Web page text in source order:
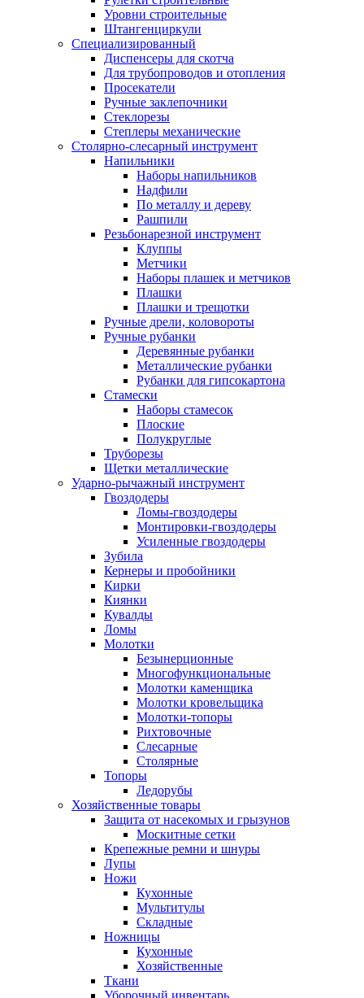
Уровни строительные
Штангенциркули
Специализированный
Диспенсеры для скотча
Для трубопроводов и отопления
Просекатели
Ручные заклепочники
Стеклорезы
Степлеры механические
Столярно-слесарный инструмент
Напильники
Наборы напильников
Надфили
По металлу и дереву
Рашпили
Резьбонарезной инструмент
Клуппы
Метчики
Наборы плашек и метчиков
Плашки
Плашки и трещотки
Ручные дрели, коловороты
Ручные рубанки
Деревянные рубанки
Металлические рубанки
Рубанки для гипсокартона
Стамески
Наборы стамесок
Плоские
Полукруглые
Труборезы
Щетки металлические
Ударно-рычажный инструмент
Гвоздодеры
Ломы-гвоздодеры
Монтировки-гвоздодеры
Усиленные гвоздодеры
Зубила
Кернеры и пробойники
Кирки
Киянки
Кувалды
Ломы
Молотки
Безынерционные
Многофункциональные
Молотки каменщика
Молотки кровельщика
Молотки-топоры
Рихтовочные
Слесарные
Столярные
Топоры
Ледорубы
Хозяйственные товары
Защита от насекомых и грызунов
Москитные сетки
Крепежные ремни и шнуры
Лупы
Ножи
Кухонные
Мультитулы
Складные
Ножницы
Кухонные
Хозяйственные
Ткани
Уборочный инвентарь